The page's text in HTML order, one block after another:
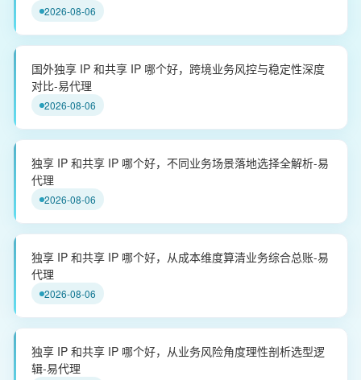
2026-08-06
国外独享 IP 和共享 IP 哪个好，跨境业务风控与稳定性深度
对比-易代理
2026-08-06
独享 IP 和共享 IP 哪个好，不同业务场景落地选择全解析-易
代理
2026-08-06
独享 IP 和共享 IP 哪个好，从成本维度算清业务综合总账-易
代理
2026-08-06
独享 IP 和共享 IP 哪个好，从业务风险角度理性剖析选型逻
辑-易代理